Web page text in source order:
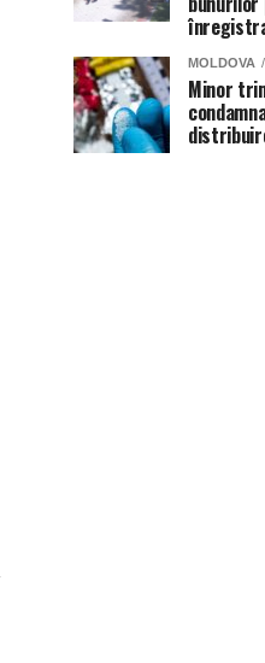
MOLDOVA
Minor